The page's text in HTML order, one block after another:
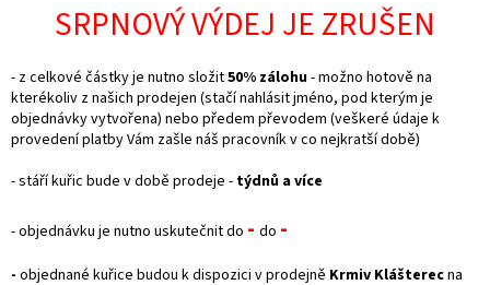
SRPNOVÝ VÝDEJ JE ZRUŠEN
- z celkové částky je nutno složit50% zálohu- možno hotově na
kterékoliv z našich prodejen (stačí nahlásit jméno, pod kterým je
objednávky vytvořena) nebo předem převodem (veškeré údaje k
provedení platby Vám zašle náš pracovník v co nejkratší době)
- stáří kuřic bude v době prodeje - týdnů a více
- objednávku je nutno uskutečnit do - do -
- objednané kuřice budou k dispozici v prodejně Krmiv Klášterecna